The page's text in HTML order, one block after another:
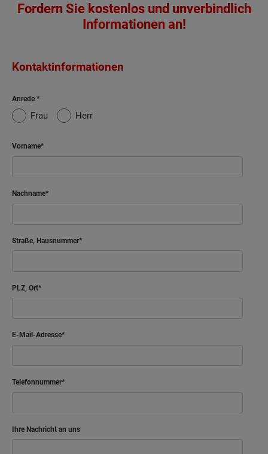
Fordern Sie kostenlos und unverbindlich
Informationen an!
Kontaktinformationen
Anrede
Frau Herr
Vorname
Nachname
Straße, Hausnummer
PLZ, Ort
E-Mail-Adresse
Telefonnummer
Ihre Nachricht an uns